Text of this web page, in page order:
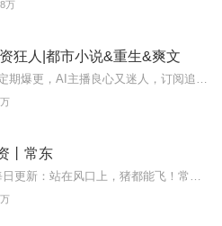
万
狂人|都市小说&重生&爽文
丨常东